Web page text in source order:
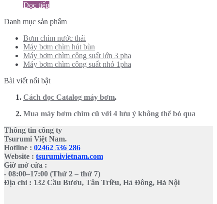
Đọc tiếp
Danh mục sản phẩm
Bơm chìm nước thải
Máy bơm chìm hút bùn
Máy bơm chìm công suất lớn 3 pha
Máy bơm chìm công suất nhỏ 1pha
Bài viết nổi bật
Cách đọc Catalog máy bơm.
Mua máy bơm chìm cũ với 4 lưu ý không thể bỏ qua
Thông tin công ty
Tsurumi Việt Nam.
Hotline : 02462 536 286
Website : tsurumivietnam.com
Giờ mở cửa :
- 08:00–17:00 (Thứ 2 – thứ 7)
Địa chỉ : 132 Cầu Bươu, Tân Triều, Hà Đông, Hà Nội